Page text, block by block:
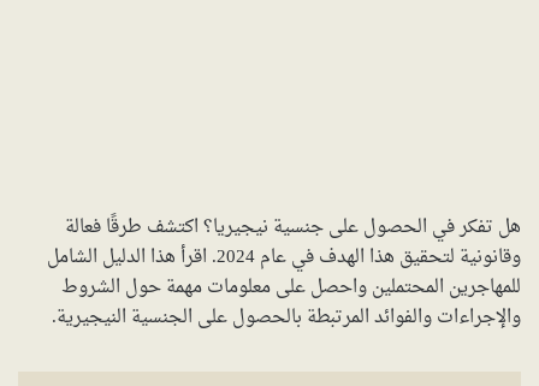
هل تفكر في الحصول على جنسية نيجيريا؟ اكتشف طرقًا فعالة
وقانونية لتحقيق هذا الهدف في عام 2024. اقرأ هذا الدليل الشامل
للمهاجرين المحتملين واحصل على معلومات مهمة حول الشروط
والإجراءات والفوائد المرتبطة بالحصول على الجنسية النيجيرية.